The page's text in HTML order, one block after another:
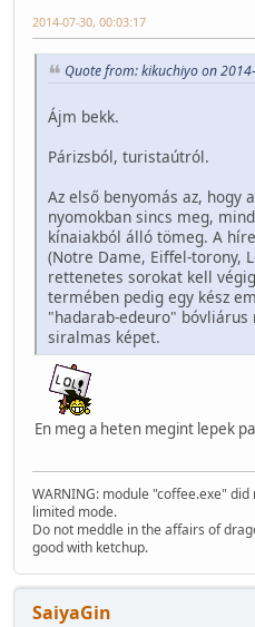
2014-07-30, 00:03:17
Quote from: kikuchiyo on
Ájm bekk.
Párizsból, turistaútról.
Az első benyomás az, hogy
nyomokban sincs meg,
kínaiakból álló tömeg. A
(Notre Dame, Eiffel-torony,
rettenetes sorokat kell
termében pedig egy kész
"hadarab-edeuro" bóvliárus
siralmas képet.
En meg a heten megint lepek
WARNING: module "coffee.exe"
limited mode.
Do not meddle in the affairs of
good with ketchup.
SaiyaGin